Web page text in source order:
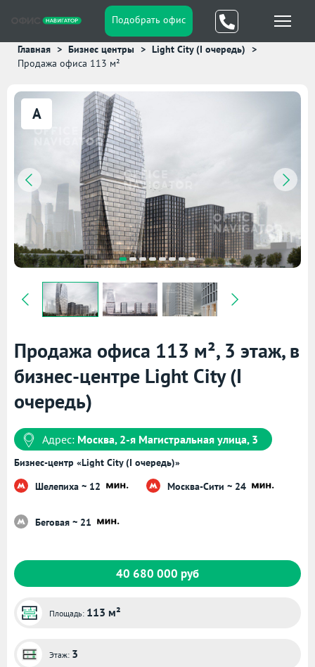
Подобрать офис
Главная Бизнес центры
Light City (I очередь)
Продажа офиса 113 м²
A
Продажа офиса 113 м², 3 этаж, в
бизнес-центре Light City (I
очередь)
Адрес: Москва, 2-я Магистральная улица, 3
Бизнес-центр «Light City (I очередь)»
Шелепиха ~ 12
Москва-Сити ~ 24
Беговая ~ 21
40 680 000 руб
Площадь: 113 м²
Этаж: 3